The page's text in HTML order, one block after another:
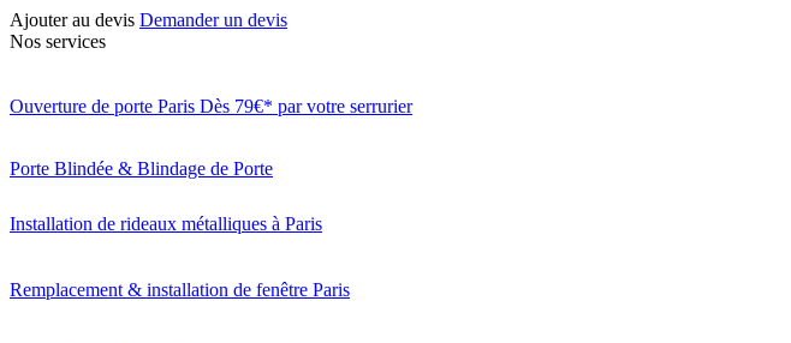
Ajouter au devis Demander un devis
Nos services
Ouverture de porte Paris Dès 79€* par votre serrurier
Porte Blindée & Blindage de Porte
Installation de rideaux métalliques à Paris
Remplacement & installation de fenêtre Paris